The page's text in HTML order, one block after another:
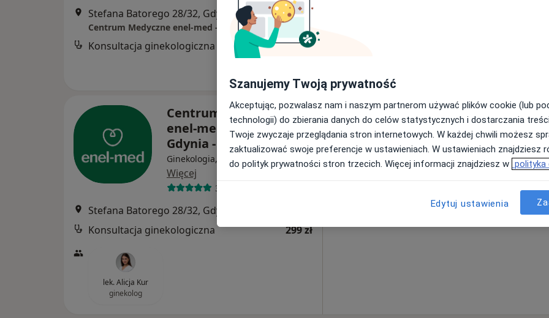
Stefana Batorego 28/32, Gdynia • Mapa
Konsultacja ginekologiczna 299 zł
Centrum Medyczne
enel-med - Oddział
Gdynia - Alfa Plaza
Ginekologia, Interna, Kardiologia
·
Więcej
308 opinii
Stefana Batorego 28/32, Gdynia
Konsultacja ginekologiczna
299 zł
lek. Alicja Kur
ginekolog
Dziś
7 Sie
Jutro
8 Sie
Ndz,
9 Sie
Pon,
10 Sie
Umawianie online nie jest dostępne
Szanujemy Twoją prywatność
Akceptując, pozwalasz nam i naszym partnerom używać plików cookie (lub
technologii) do zbierania danych do celów statystycznych i dostarczania
Twoje zwyczaje przeglądania stron internetowych. W każdej chwili możesz
zaktualizować swoje preferencje w ustawieniach. W ustawieniach znajdziesz
do polityk prywatności stron trzecich. Więcej informacji znajdziesz w polityka
Edytuj ustawienia